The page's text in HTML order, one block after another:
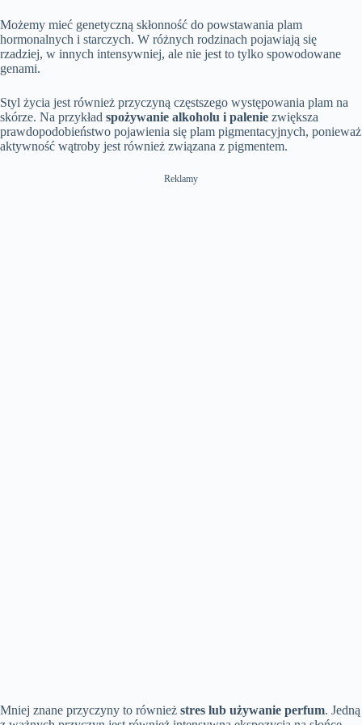
y
u
t
e
t
T
i
m
o
n
t
i
n
g
s
c
r
Możemy mieć genetyczną skłonność do powstawania plam
hormonalnych i starczych. W różnych rodzinach pojawiają się
rzadziej, w innych intensywniej, ale nie jest to tylko spowodowane
genami.
Styl życia jest również przyczyną częstszego występowania plam na
skórze. Na przykład spożywanie alkoholu i palenie zwiększa
prawdopodobieństwo pojawienia się plam pigmentacyjnych, ponieważ
aktywność wątroby jest również związana z pigmentem.
Reklamy
Mniej znane przyczyny to również stres lub używanie perfum. Jedną